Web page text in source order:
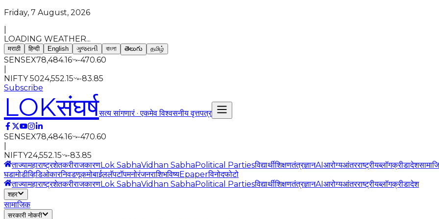
Friday, 7 August, 2026
LOADING WEATHER...
मराठी हिन्दी English ગુજરાતી বাংলা తెలుగు தமிழ்
SENSEX78,484.16
-470.60
NIFTY 5024,552.15
-83.85
Subscribe
LOKसंघर्षसत्य सांगणारं · एकमेव विश्वसनीय वृत्तपत्र
SENSEX78,484.16
-470.60
NIFTY24,552.15
-83.85
ताज्यामहाराष्ट्रशेतकरीराजकारणLok SabhaVidhan SabhaPolitical Partiesविद्यार्थीशिक्षणतंत्रज्ञानAIआरोग्यआंतरराष्ट्रीयब्लॉगक्रीडादेश
घडामोडीव्हिडिओकारनिवडणूकमोबाईललॅपटॉपमनोरंजनराशिभविष्यEpaperविनोदफोटो
ताज्यामहाराष्ट्रशेतकरीराजकारणLok SabhaVidhan SabhaPolitical Partiesविद्यार्थीशिक्षणतंत्रज्ञानAIआरोग्यआंतरराष्ट्रीयब्लॉगक्रीडादेश
शहर
सामाजिक
सरकारी नोकरी